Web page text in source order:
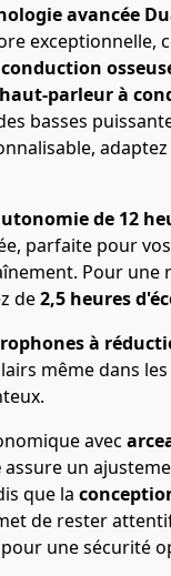
avancée
exceptionnelle,
haut-parleur à
basses
de 12
parfaite pour
Pour une
de2,5 heures
à
même dans
avec
assure un
que la
de rester
une sécurité